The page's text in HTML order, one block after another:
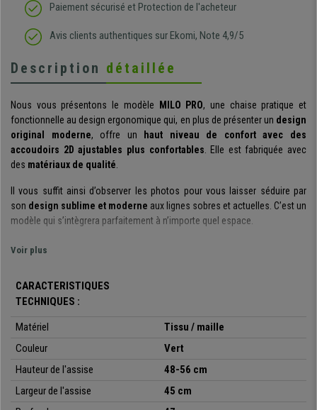
Paiement sécurisé et Protection de l'acheteur
Avis clients authentiques sur Ekomi, Note 4,9/5
Description détaillée
Nous vous présentons le modèle MILO PRO, une chaise pratique et
fonctionnelle au design ergonomique qui, en plus de présenter un design
original moderne, offre un
haut niveau de confort avec des
accoudoirs 2D ajustables plus confortables. Elle est fabriquée avec
des matériaux de qualité.
Il vous suffit ainsi d’observer les photos pour vous laisser séduire par
son design sublime et moderne aux lignes sobres et actuelles. C’est un
modèle qui s’intègrera parfaitement à n’importe quel espace.
Cette chaise se distingue par son confort. Elle se démarque ainsi par
de l’assise et du dossier
en hauteur, augmentent la sensation de confort.
La nouveauté de cette version est que lesaccoudoirs 2D sont
ajustables en hauteur, en profondeur et possèdent un renfort en
mousse
, ce qui permet à l’utilisateur de positionner la chaise selon ses
système utile et pratique pour incliner le dossier sa guise, avec la
possibilité de fixer ce dernier sur différentes positions. Tous ces
Voir plus
CARACTERISTIQUES
TECHNIQUES :
Matériel
Tissu / maille
Couleur
Vert
Hauteur de l'assise
48-56 cm
Largeur de l'assise
45 cm